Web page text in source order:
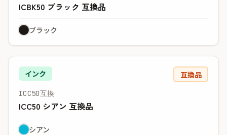
ICBK50 ブラック 互換品
ブラック
インク 互換品
ICC50互換
ICC50 シアン 互換品
シアン